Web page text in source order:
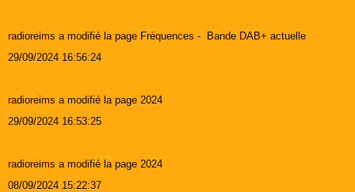
radioreims a modifié la page Fréquences - Bande DAB+ actuelle
29/09/2024 16:56:24
radioreims a modifié la page 2024
29/09/2024 16:53:25
radioreims a modifié la page 2024
08/09/2024 15:22:37